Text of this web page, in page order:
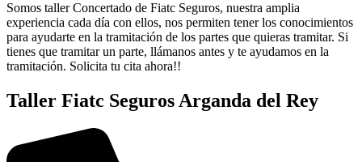
Somos taller Concertado de Fiatc Seguros, nuestra amplia
experiencia cada día con ellos, nos permiten tener los conocimientos
para ayudarte en la tramitación de los partes que quieras tramitar. Si
tienes que tramitar un parte, llámanos antes y te ayudamos en la
tramitación. Solicita tu cita ahora!!
Taller Fiatc Seguros Arganda del Rey